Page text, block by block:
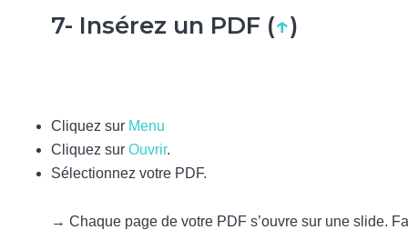
7- Insérez un PDF (↑)
Cliquez sur Menu
Cliquez sur Ouvrir.
Sélectionnez votre PDF.
→ Chaque page de votre PDF s’ouvre sur une slide.